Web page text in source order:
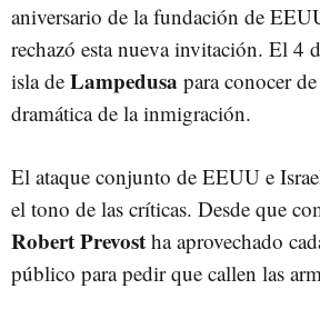
aniversario de la fundación de
rechazó esta nueva invitación. El 4
isla de Lampedusa para conocer
dramática de la inmigración.
El ataque conjunto de EEUU e
el tono de las críticas. Desde que
Robert Prevost ha aprovechado
público para pedir que callen las